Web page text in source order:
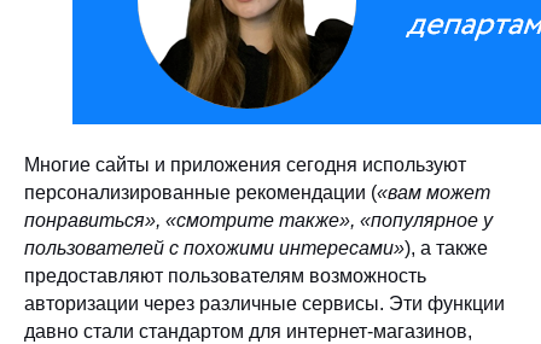
Многие сайты и приложения сегодня используют
персонализированные рекомендации («вам может
понравиться», «смотрите также», «популярное у
пользователей с похожими интересами»), а также
предоставляют пользователям возможность
авторизации через различные сервисы. Эти функции
давно стали стандартом для интернет-магазинов,